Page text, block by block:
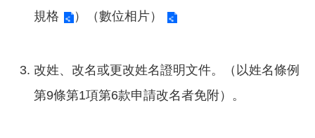
規格
） （數位相片）
改姓、改名或更改姓名證明文件。（以姓名條例
第9條第1項第6款申請改名者免附）。